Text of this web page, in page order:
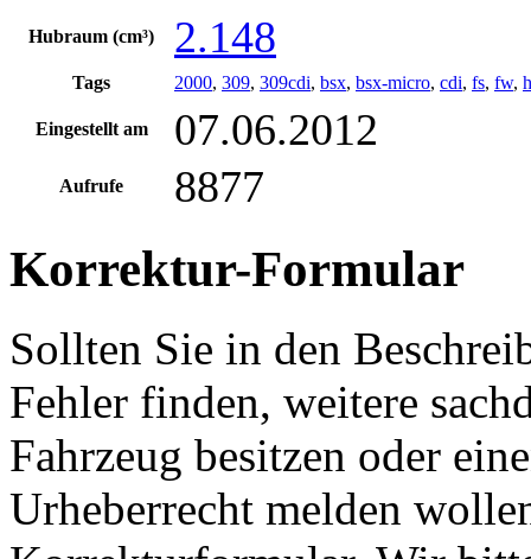
Hubraum (cm³) 2.148
Tags 2000, 309, 309cdi, bsx, bsx-micro, cdi, fs, fw,
Eingestellt am 07.06.2012
Aufrufe 8877
Korrektur-Formular
Sollten Sie in den
Fehler finden, weitere
Fahrzeug besitzen oder
Urheberrecht melden